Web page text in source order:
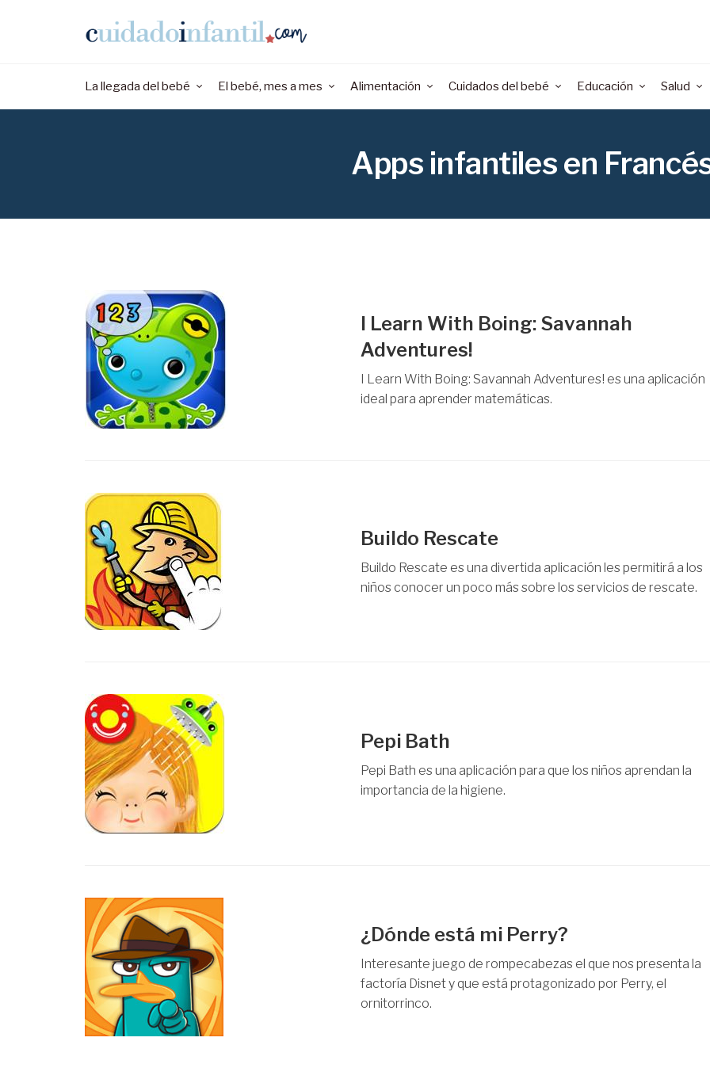
La llegada del bebé El bebé, mes a mes Alimentación Cuidados del bebé Educación Salud
Apps infantiles en
I Learn With Boing: Savannah
Adventures!
I Learn With Boing: Savannah Adventures! es una aplicación
ideal para aprender matemáticas.
Buildo Rescate
Buildo Rescate es una divertida aplicación les permitirá a los
niños conocer un poco más sobre los servicios de rescate.
Pepi Bath
Pepi Bath es una aplicación para que los niños aprendan la
importancia de la higiene.
¿Dónde está mi Perry?
Interesante juego de rompecabezas el que nos presenta la
factoría Disnet y que está protagonizado por Perry, el
ornitorrinco.